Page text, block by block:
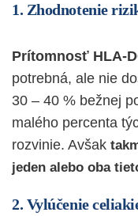
1. Zhodnotenie
Prítomnosť HLA-
potrebná, ale nie
30 – 40 % bežnej
malého percenta
rozvinie. Avšak
jeden alebo oba
2. Vylúčenie